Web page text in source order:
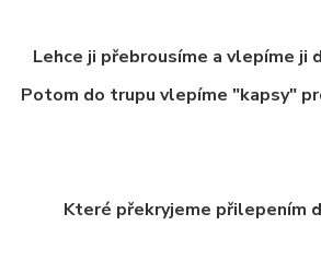
Lehce ji přebrousíme a vlepíme ji
Potom do trupu vlepíme "kapsy"
Které překryjeme přilepením